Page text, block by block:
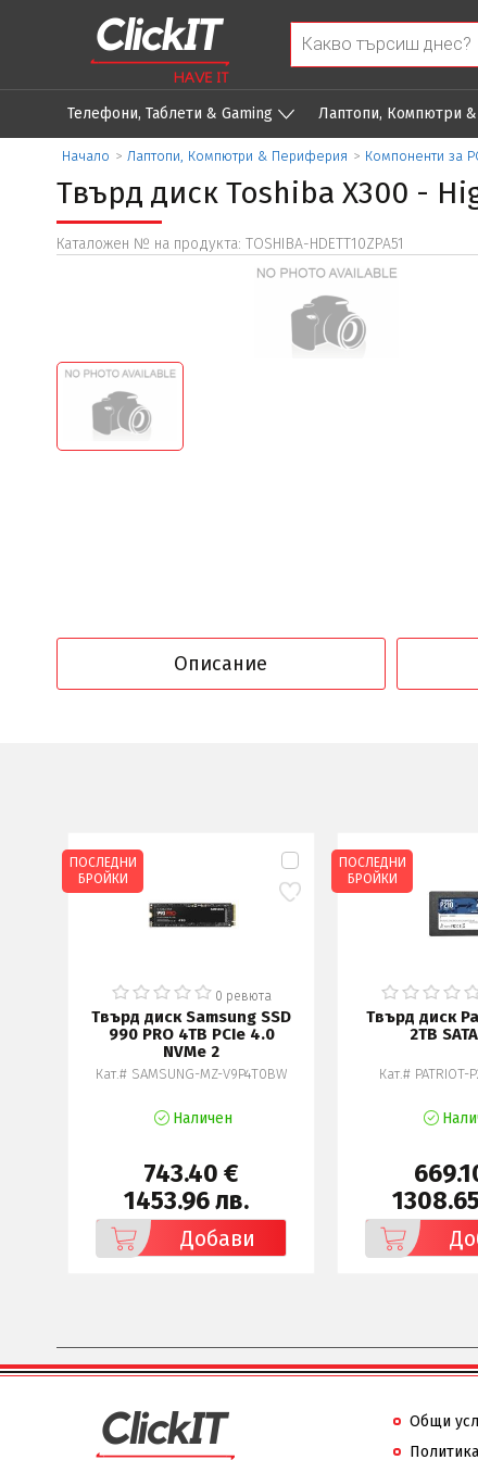
Телефони, Таблети & Gaming Лаптопи, Компютри
Начало > Лаптопи, Компютри & Периферия > Компоненти за
Твърд диск Toshiba X300 -
Каталожен № на продукта: TOSHIBA-HDETT10ZPA51
Описание
0 ревюта
Твърд диск Samsung SSD
990 PRO 4TB PCIe 4.0
NVMe 2
Кат.# SAMSUNG-MZ-V9P4T0BW
Наличен
743.40 €
1453.96 лв.
Добави
ПОСЛЕДНИ
БРОЙКИ
Твърд диск
2TB
Кат.# PATRIOT-
ПОСЛЕДНИ
БРОЙКИ
Общи